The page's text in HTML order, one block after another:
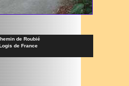
de Roubié
de France